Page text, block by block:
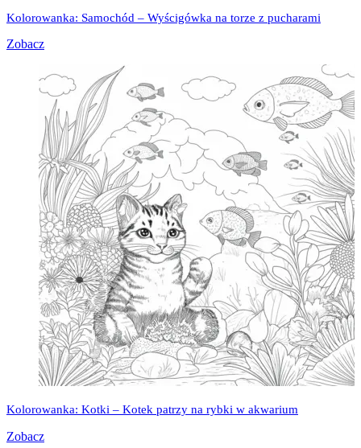
Kolorowanka: Samochód – Wyścigówka na torze z pucharami
Zobacz
Kolorowanka: Kotki – Kotek patrzy na rybki w akwarium
Zobacz